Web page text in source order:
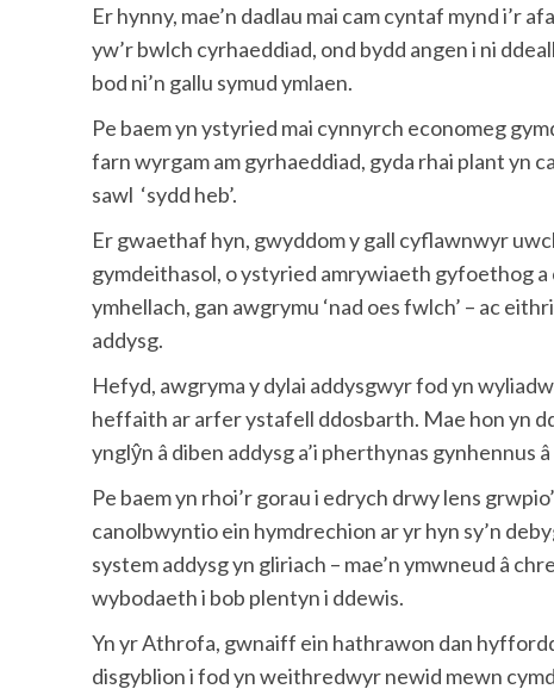
Er hynny, mae’n dadlau mai cam cyntaf mynd i’r
yw’r bwlch cyrhaeddiad, ond bydd angen i ni
bod ni’n gallu symud ymlaen.
Pe baem yn ystyried mai cynnyrch economeg
farn wyrgam am gyrhaeddiad, gyda rhai plant yn
sawl ‘sydd heb’.
Er gwaethaf hyn, gwyddom y gall cyflawnwyr
gymdeithasol, o ystyried amrywiaeth gyfoethog
ymhellach, gan awgrymu ‘nad oes fwlch’ – ac
addysg.
Hefyd, awgryma y dylai addysgwyr fod yn
heffaith ar arfer ystafell ddosbarth. Mae hon yn
ynglŷn â diben addysg a’i pherthynas gynhennus
Pe baem yn rhoi’r gorau i edrych drwy lens
canolbwyntio ein hymdrechion ar yr hyn sy’n
system addysg yn gliriach – mae’n ymwneud â
wybodaeth i bob plentyn i ddewis.
Yn yr Athrofa, gwnaiff ein hathrawon dan
disgyblion i fod yn weithredwyr newid mewn